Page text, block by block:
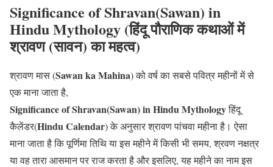
Significance of Shravan(Sawan) in
Hindu Mythology (हिंदू पौराणिक कथाओं में
श्रावण (सावन) का महत्व)
श्रावण मास (Sawan ka Mahina) को वर्ष का सबसे पवित्र महीनों में से
एक माना जाता है,
Significance of Shravan(Sawan) in Hindu Mythologyहिंदू
कैलेंडर(Hindu Calendar) के अनुसार श्रावण पांचवा महीना है। ऐसा
माना जाता है कि पूर्णिमा तिथि या इस महीने में किसी भी समय, श्रवण नक्षत्र
या वह तारा आसमान पर राज करता है और इसलिए, यह महीने का नाम इस